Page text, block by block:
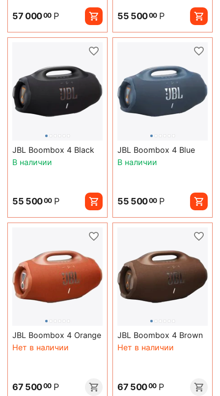
57 00000 Р 55 50000 Р
JBL Boombox 4 Black
В наличии
55 50000 Р
JBL Boombox 4 Blue
В наличии
55 50000 Р
JBL Boombox 4 Orange
Нет в наличии
67 50000 Р
JBL Boombox 4 Brown
Нет в наличии
67 50000 Р